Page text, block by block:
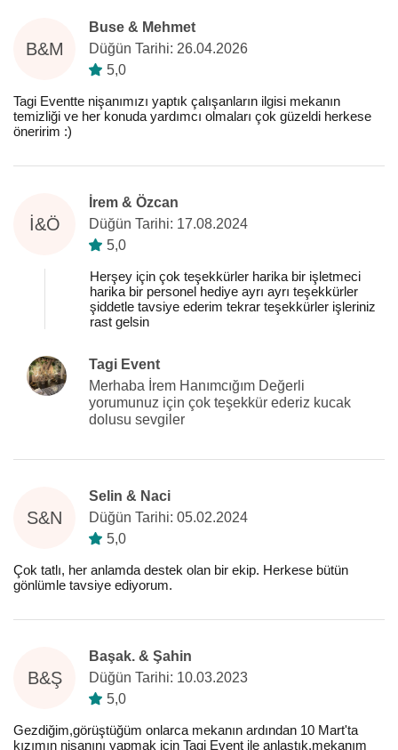
B&M
Buse & Mehmet
Düğün Tarihi: 26.04.2026
5,0
Tagi Eventte nişanımızı yaptık çalışanların ilgisi mekanın
temizliği ve her konuda yardımcı olmaları çok güzeldi herkese
öneririm :)
İ&Ö
İrem & Özcan
Düğün Tarihi: 17.08.2024
5,0
Herşey için çok teşekkürler harika bir işletmeci
harika bir personel hediye ayrı ayrı teşekkürler
şiddetle tavsiye ederim tekrar teşekkürler işleriniz
rast gelsin
Tagi Event
Merhaba İrem Hanımcığım Değerli
yorumunuz için çok teşekkür ederiz kucak
dolusu sevgiler
S&N
Selin & Naci
Düğün Tarihi: 05.02.2024
5,0
Çok tatlı, her anlamda destek olan bir ekip. Herkese bütün
gönlümle tavsiye ediyorum.
B&Ş
Başak. & Şahin
Düğün Tarihi: 10.03.2023
5,0
Gezdiğim,görüştüğüm onlarca mekanın ardından 10 Mart'ta
kızımın nişanını yapmak için Tagi Event ile anlaştık.mekanım